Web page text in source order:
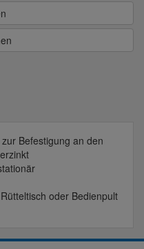
Befestigung an den
oder Bedienpult